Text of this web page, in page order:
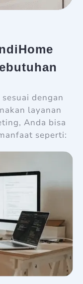
dengan
layanan
Anda bisa
seperti: